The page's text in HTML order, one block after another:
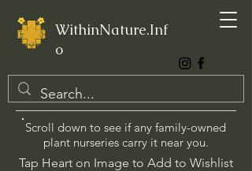
WithinNature.Inf
o
Scroll down to see if any family-owned
plant nurseries carry it near you.
Tap Heart on Image to Add to Wishlist